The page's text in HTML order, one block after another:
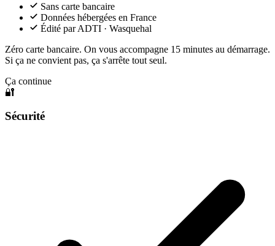
Sans carte bancaire
Données hébergées en France
Édité par ADTI · Wasquehal
Zéro carte bancaire. On vous accompagne 15 minutes au démarrage.
Si ça ne convient pas, ça s'arrête tout seul.
Ça continue
Sécurité, RGPD, édition française
🔐
Sécurité